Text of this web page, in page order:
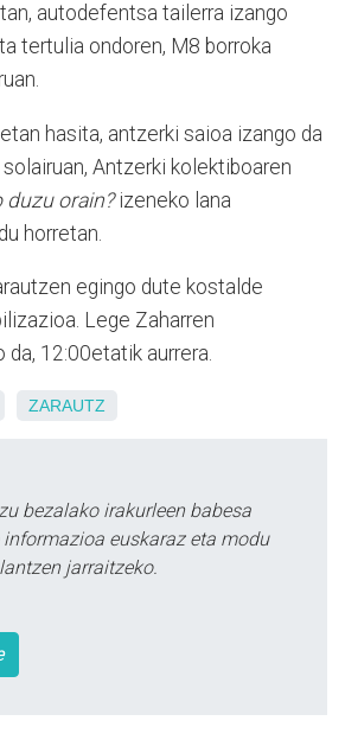
autodefentsa tailerra izango
tertulia ondoren, M8 borroka
hasita, antzerki saioa izango da
Antzerki kolektiboaren
duzu orain?izeneko lana
horretan.
egingo dute kostalde
Lege Zaharren
da, 12:00etatik aurrera.
ZARAUTZ
bezalako irakurleen babesa
euskaraz eta modu
jarraitzeko.